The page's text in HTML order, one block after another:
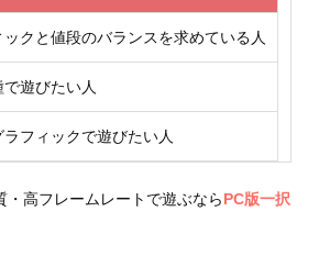
ックと値段のバランスを求めている人
遊びたい人
フィックで遊びたい人
・高フレームレートで遊ぶならPC版一択